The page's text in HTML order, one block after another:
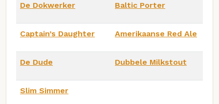
De Dokwerker Baltic Porter
Captain’s Daughter Amerikaanse Red Ale
De Dude Dubbele Milkstout
Slim Simmer